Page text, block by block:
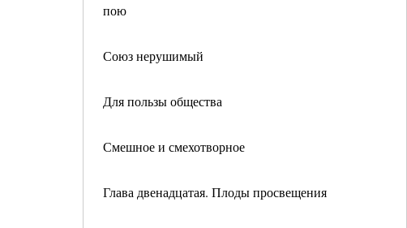
пою
Союз нерушимый
Для пользы общества
Смешное и смехотворное
Глава двенадцатая. Плоды просвещения